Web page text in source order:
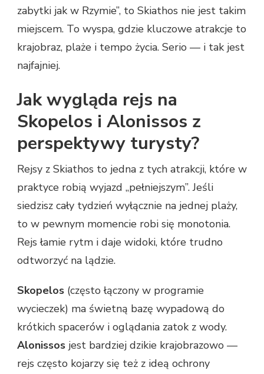
zabytki jak w Rzymie”, to Skiathos nie jest takim
miejscem. To wyspa, gdzie kluczowe atrakcje to
krajobraz, plaże i tempo życia. Serio — i tak jest
najfajniej.
Jak wygląda rejs na
Skopelos i Alonissos z
perspektywy turysty?
Rejsy z Skiathos to jedna z tych atrakcji, które w
praktyce robią wyjazd „pełniejszym”. Jeśli
siedzisz cały tydzień wyłącznie na jednej plaży,
to w pewnym momencie robi się monotonia.
Rejs łamie rytm i daje widoki, które trudno
odtworzyć na lądzie.
Skopelos (często łączony w programie
wycieczek) ma świetną bazę wypadową do
krótkich spacerów i oglądania zatok z wody.
Alonissos jest bardziej dzikie krajobrazowo —
rejs często kojarzy się też z ideą ochrony